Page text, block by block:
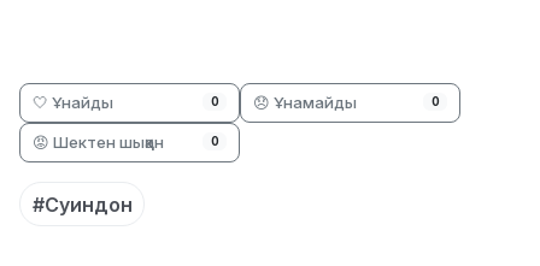
🤍 Ұнайды 0 😞 Ұнамайды 0
😡 Шектен шыққан 0
#Суиндон